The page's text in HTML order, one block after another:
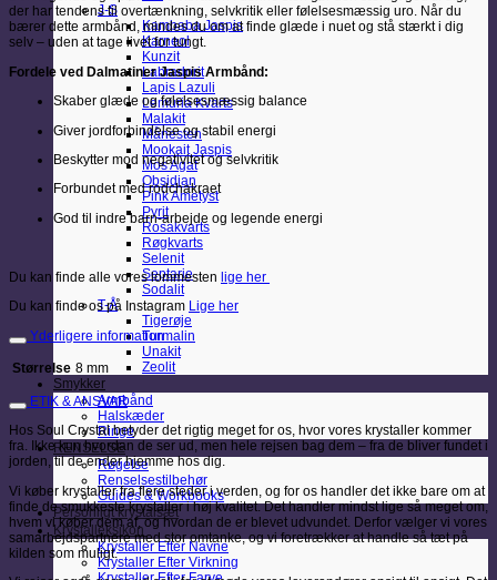
J-S
Kambaba Jaspis
Karneol
Kunzit
Labradorit
Lapis Lazuli
Lemuria Kvarts
Malakit
Månesten
Mookait Jaspis
Mos Agat
Obsidian
Pink Ametyst
Pyrit
Rosakvarts
Røgkvarts
Selenit
Septarie
Sodalit
T-Å
Tigerøje
Turmalin
Unakit
Zeolit
Smykker
Armbånd
Halskæder
Ringe
RENSELSE
Røgelse
Renselsestilbehør
Guides & Workbooks
Personligt krystalsæt
Krystalleksikon
Krystaller Efter Navne
Krystaller Efter Virkning
der har tendens til overtænkning, selvkritik eller følelsesmæssig uro. Når du
bærer dette armbånd, mindes du om at finde glæde i nuet og stå stærkt i dig
selv – uden at tage livet for tungt.
Fordele ved Dalmatiner Jaspis Armbånd:
Skaber glæde og følelsesmæssig balance
Giver jordforbindelse og stabil energi
Beskytter mod negativitet og selvkritik
Forbundet med rodchakraet
God til indre barn-arbejde og legende energi
Du kan finde alle vores lommesten lige her
Du kan finde os på Instagram Lige her
Yderligere information
Størrelse 8 mm
ETIK & ANSVAR
Hos Soul Crystal betyder det rigtig meget for os, hvor vores krystaller kommer
fra. Ikke kun hvordan de ser ud, men hele rejsen bag dem – fra de bliver fundet i
jorden, til de ender hjemme hos dig.
Vi køber krystaller fra flere steder i verden, og for os handler det ikke bare om at
finde de smukkeste krystaller i høj kvalitet. Det handler mindst lige så meget om,
hvem vi køber dem af, og hvordan de er blevet udvundet. Derfor vælger vi vores
samarbejdspartnere med stor omtanke, og vi foretrækker at handle så tæt på
kilden som muligt.